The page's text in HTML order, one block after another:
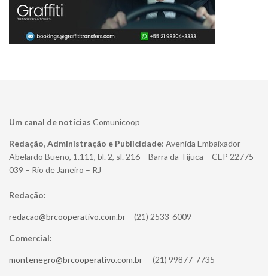
Um canal de notícias Comunicoop
Redação, Administração e Publicidade: Avenida Embaixador
Abelardo Bueno, 1.111, bl. 2, sl. 216 – Barra da Tijuca – CEP 22775-
039 – Rio de Janeiro – RJ
Redação:
redacao@brcooperativo.com.br – (21) 2533-6009
Comercial:
montenegro@brcooperativo.com.br – (21) 99877-7735